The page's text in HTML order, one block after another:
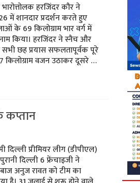
हरजिंदर कौर ने
में शानदार प्रदर्शन करते हुए
के 69 किलोग्राम भार वर्ग में
किया। हरजिंदर ने स्नैच और
छह प्रयास सफलतापूर्वक पूरे
वजन उठाकर दूसरे …
कप्तान
दिल्ली प्रीमियर लीग (डीपीएल)
दिल्ली 6 फ्रेंचाइजी ने
अनुज रावत को टीम का